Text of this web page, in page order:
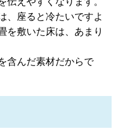
、座ると冷たいですよ
を敷いた床は、あまり
含んだ素材だからで